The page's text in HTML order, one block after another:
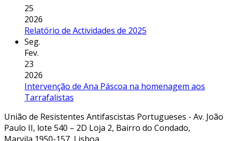
25
2026
Relatório de Actividades de 2025
Seg.
Fev.
23
2026
Intervenção de Ana Páscoa na homenagem aos
Tarrafalistas
União de Resistentes Antifascistas Portugueses - Av. João
Paulo II, lote 540 – 2D Loja 2, Bairro do Condado,